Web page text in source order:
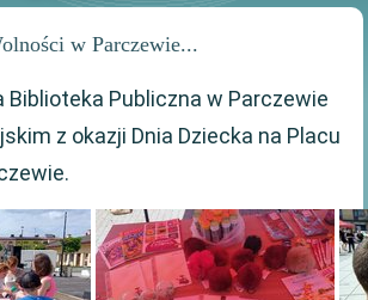
w Parczewie...
Biblioteka Publiczna w Parczewie
z okazji Dnia Dziecka na Placu